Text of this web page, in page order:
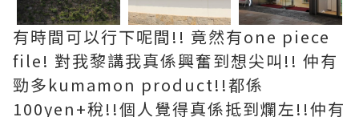
有時間可以行下呢間!! 竟然有one piece
file! 對我黎講我真係興奮到想尖叫!! 仲有
勁多kumamon product!!都係
100yen+稅!!個人覺得真係抵到爛左!!仲有